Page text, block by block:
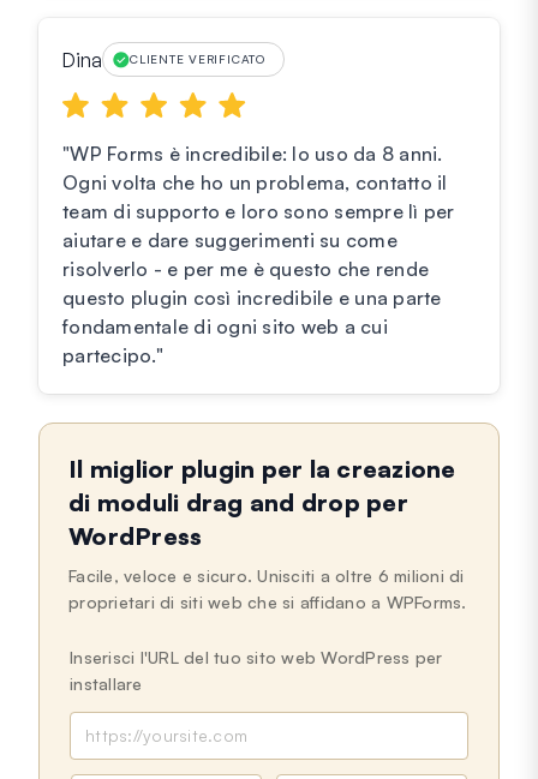
Dina CLIENTE VERIFICATO
"WP Forms è incredibile: lo uso da 8 anni.
Ogni volta che ho un problema, contatto il
team di supporto e loro sono sempre lì per
aiutare e dare suggerimenti su come
risolverlo - e per me è questo che rende
questo plugin così incredibile e una parte
fondamentale di ogni sito web a cui
partecipo."
Il miglior plugin per la creazione
di moduli drag and drop per
WordPress
Facile, veloce e sicuro. Unisciti a oltre 6 milioni di
proprietari di siti web che si affidano a WPForms.
Inserisci l'URL del tuo sito web WordPress per
installare